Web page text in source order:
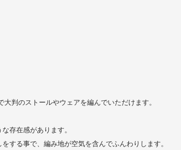
判のストールやウェアを編んでいただけます。
存在感があります。
する事で、編み地が空気を含んでふんわりします。